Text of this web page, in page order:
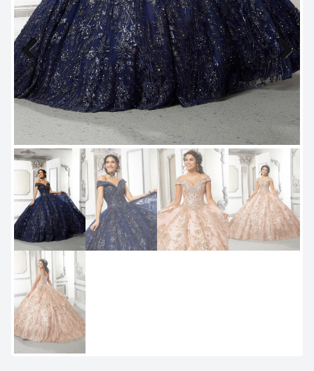
Previous Next